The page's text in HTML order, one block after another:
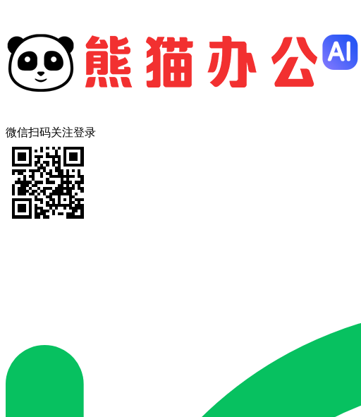
微信扫码关注登录